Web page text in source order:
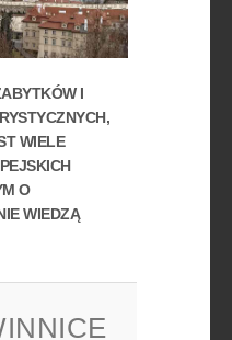
I
WIELE
O
WIEDZĄ